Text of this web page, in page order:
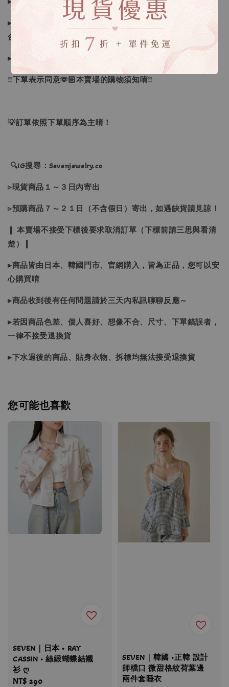
▸全商品圖片僅供參考，若因商品色差、個人喜好、想像不
合、尺寸、下單錯誤者，一律不接受退換貨
▸下水過後的商品、貼身衣物、拆標均無法接受退換貨
‼下單表示同意🫶🏻本賣場的購物須知唷‼
💡訂單依照下單順序為主唷！
🔍IG搜尋：Sevenjewelry.co
▹現貨商品１～３日內寄出
▹預購商品７～２１日（不含假日）寄出，如遇缺貨請見諒！
❙ 本賣場不接受下標後要求取消訂單（下標前請三思與看清
楚）❙
▸商品皆由日本、韓國門市、官網購入，皆為正品，您可以安
心購買唷
▸商品收到後有任何問題請於三天內私訊聊聊反應～
▸若因商品色差、個人喜好、想像不合、尺寸、下單錯誤者，
一律不接受退換貨
▸下水過後的商品、貼身衣物、拆標均無法接受退換貨
您可能也喜歡
SEVEN｜日本 • RAY
CASSIN • 絲緞蝴蝶結襯
衫 ღ
Regular
NT$ 290
SEVEN｜韓國 •正韓 設計
師檔口 微甜格紋荷葉邊
兩件套睡衣